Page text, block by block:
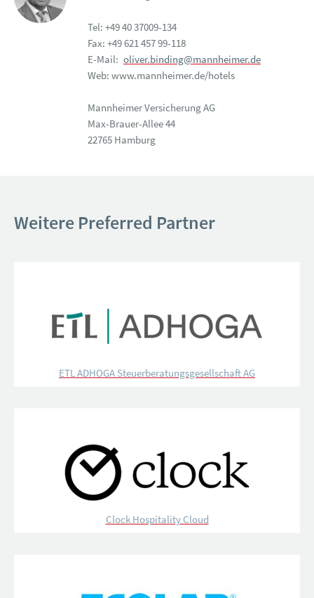
Tel: +49 40 37009-134
Fax: +49 621 457 99-118
E-Mail: oliver.binding@mannheimer.de
Web: www.mannheimer.de/hotels
Mannheimer Versicherung AG
Max-Brauer-Allee 44
22765 Hamburg
Weitere Preferred Partner
ETL ADHOGA Steuerberatungsgesellschaft AG
Clock Hospitality Cloud